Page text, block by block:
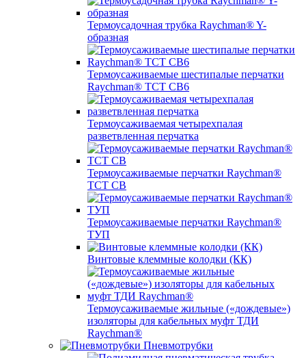
Термоусадочная трубка Raychman® Y-
образная
Термоусаживаемые шестипалые перчатки
Raychman® ТСТ СВ6
Термоусаживаемая четырехпалая
разветвленная перчатка
Термоусаживаемые перчатки Raychman®
TCT CB
Термоусаживаемые перчатки Raychman®
ТУП
Винтовые клеммные колодки (КК)
Термоусаживаемые жильные («дождевые»)
изоляторы для кабельных муфт ТДИ
Raychman®
Пневмотрубки